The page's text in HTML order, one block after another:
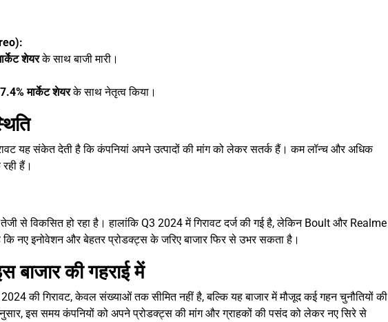
शेयरके साथ बाजी मारी।
मार्केट शेयरके साथ नेतृत्व किया।
यह संकेत देती है कि कंपनियां अपने उत्पादों की मांग को लेकर सतर्क हैं। कम लॉन्च और अधिक
हैं।
से विकसित हो रहा है। हालांकि Q3 2024 में गिरावट दर्ज की गई है, लेकिन Boult और Realme
नए इनोवेशन और बेहतर प्रोडक्ट्स के जरिए बाजार फिर से उभर सकता है।
बाजार की गहराई में
2024 की गिरावट, केवल संख्याओं तक सीमित नहीं है, बल्कि यह बाजार में मौजूद कई गहन चुनौतियों की
इस समय कंपनियों को अपने प्रोडक्ट्स की मांग और ग्राहकों की पसंद को लेकर नए सिरे से